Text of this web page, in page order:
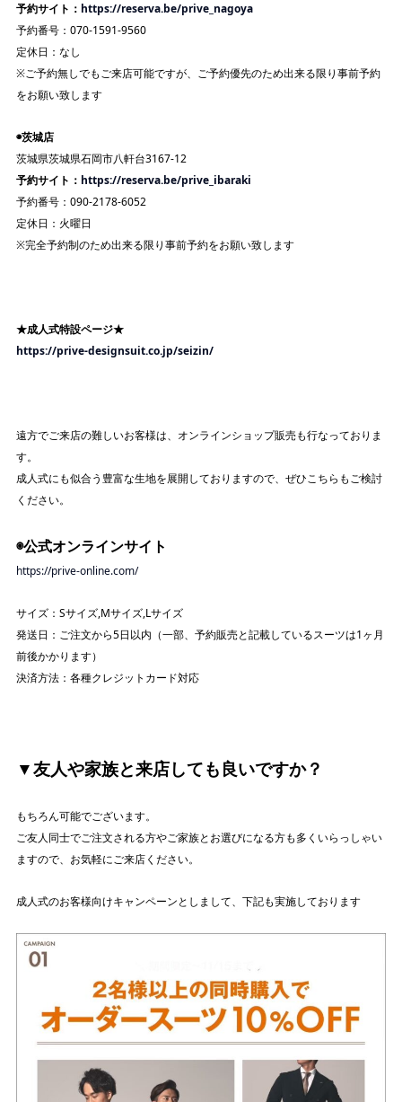
予約サイト： https://reserva.be/prive_nagoya
予約番号：070-1591-9560
定休日：なし
※ご予約無しでもご来店可能ですが、ご予約優先のため出来る限り事前予約
をお願い致します
◉茨城店
茨城県茨城県石岡市八軒台3167-12
予約サイト： https://reserva.be/prive_ibaraki
予約番号：090-2178-6052
定休日：火曜日
※完全予約制のため出来る限り事前予約をお願い致します
★成人式特設ページ★
https://prive-designsuit.co.jp/seizin/
遠方でご来店の難しいお客様は、オンラインショップ販売も行なっておりま
す。
成人式にも似合う豊富な生地を展開しておりますので、ぜひこちらもご検討
ください。
◉公式オンラインサイト
https://prive-online.com/
サイズ：Sサイズ,Mサイズ,Lサイズ
発送日：ご注文から5日以内（一部、予約販売と記載しているスーツは1ヶ月
前後かかります）
決済方法：各種クレジットカード対応
▼友人や家族と来店しても良いですか？
もちろん可能でございます。
ご友人同士でご注文される方やご家族とお選びになる方も多くいらっしゃい
ますので、お気軽にご来店ください。
成人式のお客様向けキャンペーンとしまして、下記も実施しております